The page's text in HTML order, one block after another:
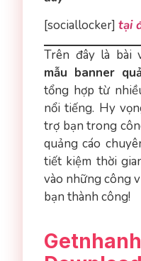
[sociallocker] tại
Trên đây là bài
mẫu banner
tổng hợp từ
nổi tiếng. Hy
trợ bạn trong
quảng cáo
tiết kiệm thời
vào những công
bạn thành công!